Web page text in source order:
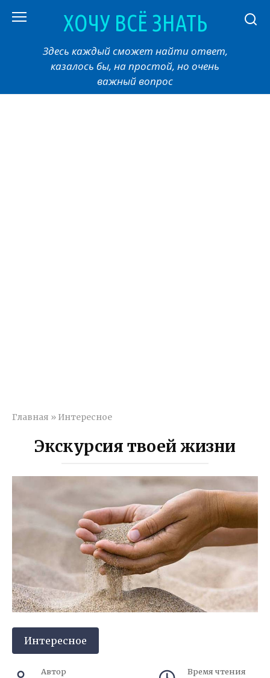
ХОЧУ ВСЁ ЗНАТЬ
Здесь каждый сможет найти ответ,
казалось бы, на простой, но очень
важный вопрос
Главная » Интересное
Экскурсия твоей жизни
Интересное
Автор Время чтения